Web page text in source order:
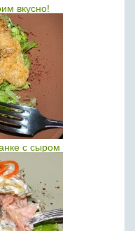
вкусно!
с сыром